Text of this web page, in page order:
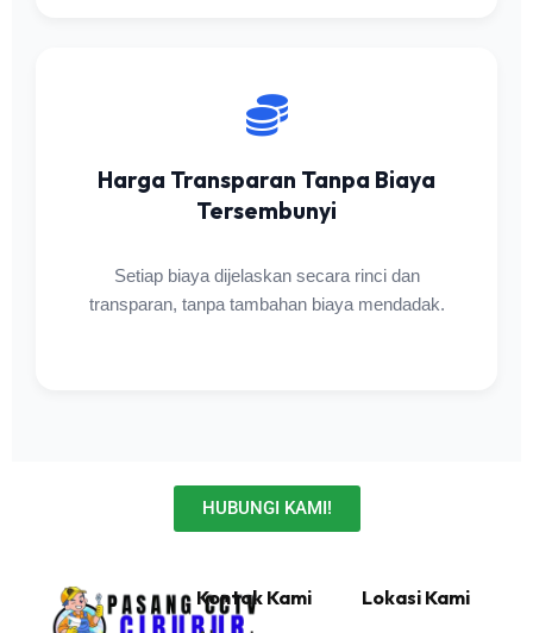
Harga Transparan Tanpa Biaya
Tersembunyi
Setiap biaya dijelaskan secara rinci dan
transparan, tanpa tambahan biaya mendadak.
HUBUNGI KAMI!
Kontak Kami Lokasi Kami